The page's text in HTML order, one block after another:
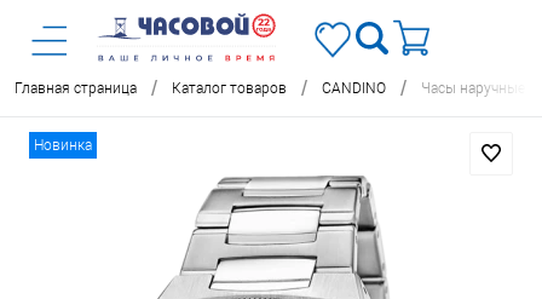
Главная страница / Каталог товаров / CANDINO / Часы наручные
Новинка